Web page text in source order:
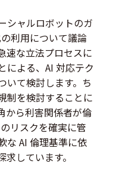
シャルロボットのガ
利用について議論
速な立法プロセスに
による、AI 対応テク
いて検討します。ち
制を検討することに
から利害関係者が倫
リスクを確実に管
な AI 倫理基準に依
しています。